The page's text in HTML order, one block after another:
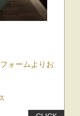
ォームよりお